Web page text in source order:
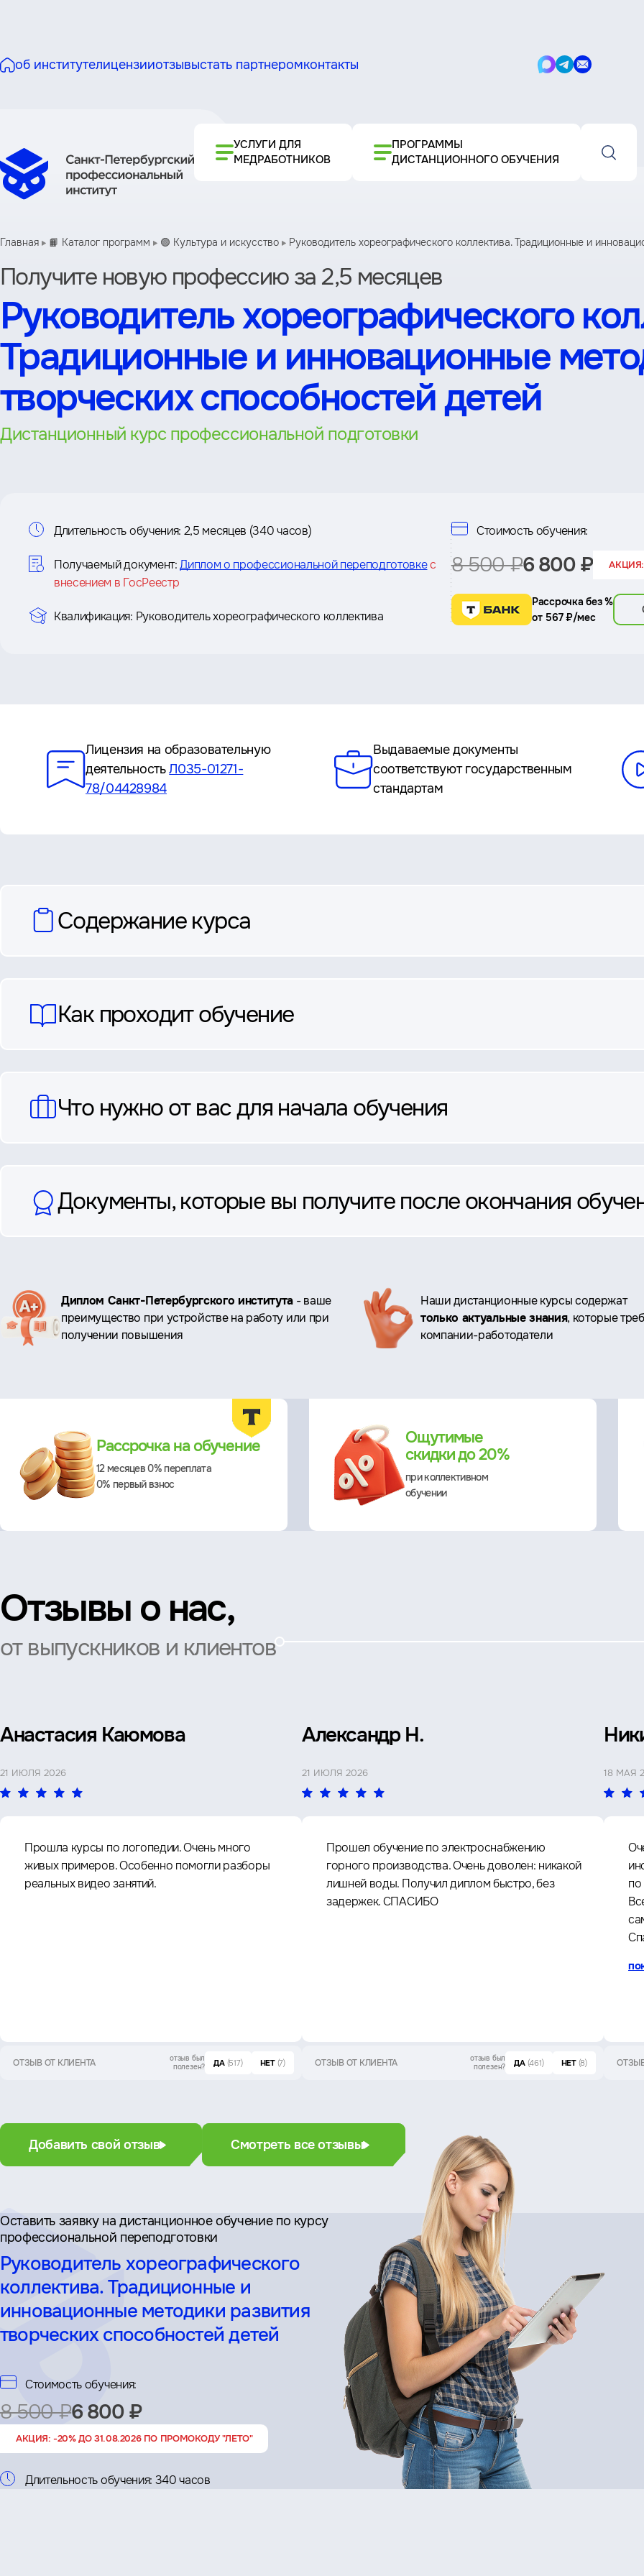
об институтелицензииотзывыстать партнеромконтакты
Написать
Написать
Написать
УСЛУГИ ДЛЯ
МЕДРАБОТНИКОВ
ПРОГРАММЫ
ДИСТАНЦИОННОГО ОБУЧЕНИЯ
Главная 📙 Каталог программ 🟢 Культура и искусство Руководитель хореографического коллектива. Традиционные и
Получите новую профессию за 2,5 месяцев
Руководитель хореографического
Традиционные и инновационные
творческих способностей детей
Дистанционный курс профессиональной подготовки
Информация
о
курсе
Длительность обучения: 2,5 месяцев (340 часов)
Получаемый документ: Диплом о профессиональной переподготовкес
внесением в ГосРеестр
Квалификация: Руководитель хореографического коллектива
Стоимость обучения:
8 500 ₽6 800 ₽
Рассрочка без %
от 567 ₽/мес
Лицензия на образовательную
деятельностьЛ035-01271-
78/04428984
Выдаваемые документы
соответствуют государственным
стандартам
вопросы
Содержание курса
Как проходит обучение
Что нужно от вас для начала обучения
Документы, которые вы получите после окончания
Ключевые
преимущества
Диплом Санкт-Петербургского института - ваше
преимущество при устройстве на работу или при
получении повышения
Наши дистанционные курсы содержат
только актуальные знания, которые
компании-работодатели
Рассрочка на обучение
12 месяцев 0% переплата
0% первый взнос
Ощутимые
скидки до 20%
при коллективном
обучении
Отзывы о нас,
от выпускников и клиентов
Анастасия Каюмова
21 ИЮЛЯ 2026
Прошла курсы по логопедии. Очень много
живых примеров. Особенно помогли разборы
реальных видео занятий.
ОТЗЫВ ОТ КЛИЕНТА
отзыв был
полезен?
ДА (517) НЕТ (7)
Александр Н.
21 ИЮЛЯ 2026
Прошел обучение по электроснабжению
горного производства. Очень доволен: никакой
лишней воды. Получил диплом быстро, без
задержек. СПАСИБО
ОТЗЫВ ОТ КЛИЕНТА
отзыв был
полезен?
ДА (461) НЕТ (8)
18 МАЯ
Добавить свой отзыв Смотреть все отзывы
Оставить заявку на дистан­ционное обучение по курсу
профессиональной переподготовки
Руководитель хореографического
коллектива. Традиционные и
инновационные методики развития
творческих способностей детей
Стоимость обучения:
8 500 ₽6 800 ₽
АКЦИЯ: -20% ДО 31.08.2026 ПО ПРОМОКОДУ "ЛЕТО"
Длительность обучения: 340 часов